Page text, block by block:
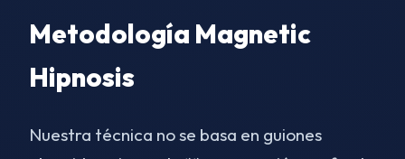
Metodología Magnetic
Hipnosis
Nuestra técnica no se basa en guiones